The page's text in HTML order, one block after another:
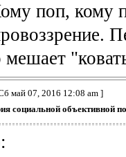
поп, кому
май 07, 2016 12:08 am ]
социальной объективной